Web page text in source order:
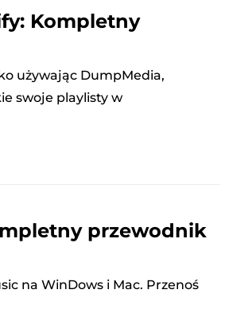
Kompletny
używając DumpMedia,
swoje playlisty w
przewodnik
na WinDows i Mac. Przenoś